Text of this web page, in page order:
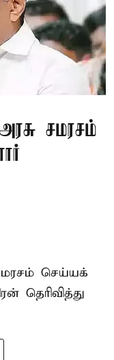
சமரசம்
செய்யக்
தெரிவித்து